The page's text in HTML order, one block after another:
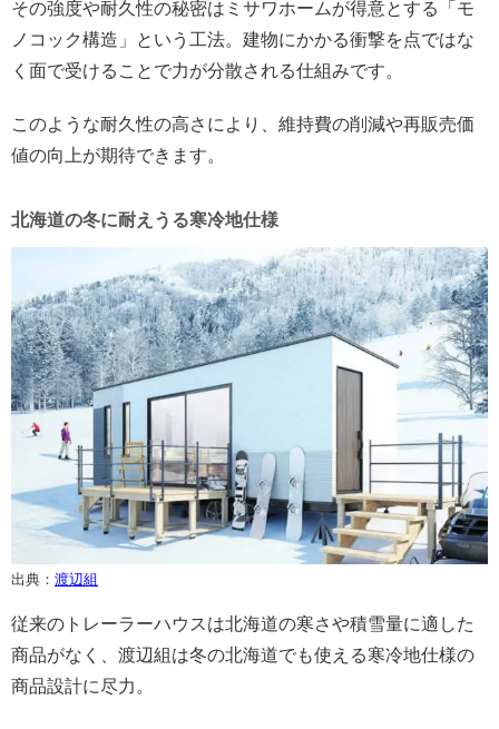
その強度や耐久性の秘密はミサワホームが得意とする「モ
ノコック構造」という工法。建物にかかる衝撃を点ではな
く面で受けることで力が分散される仕組みです。
このような耐久性の高さにより、維持費の削減や再販売価
値の向上が期待できます。
北海道の冬に耐えうる寒冷地仕様
出典： 渡辺組
従来のトレーラーハウスは北海道の寒さや積雪量に適した
商品がなく、渡辺組は冬の北海道でも使える寒冷地仕様の
商品設計に尽力。